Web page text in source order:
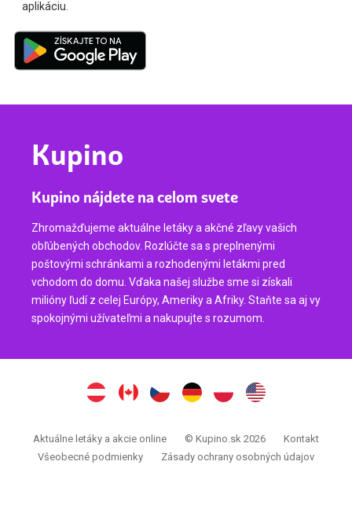
aplikáciu.
Kupino
Kupino nájdete na celom svete
Zhromažďujeme aktuálne letáky a akčné zľavy vašich
obľúbených obchodov. Rozlúčte sa s preplnenými
poštovými schránkami a rozhodenými letákmi pred
vchodom do domu. Vďaka našej službe sme si získali
milióny ľudí z celej Európy, Ameriky a Afriky. Staňte sa aj vy
spokojnými užívateľmi a nakupujte s rozumom.
Aktuálne letáky a akcie online © Kupino.sk 2026
Kontakt
Všeobecné podmienky
Zásady ochrany osobných údajov